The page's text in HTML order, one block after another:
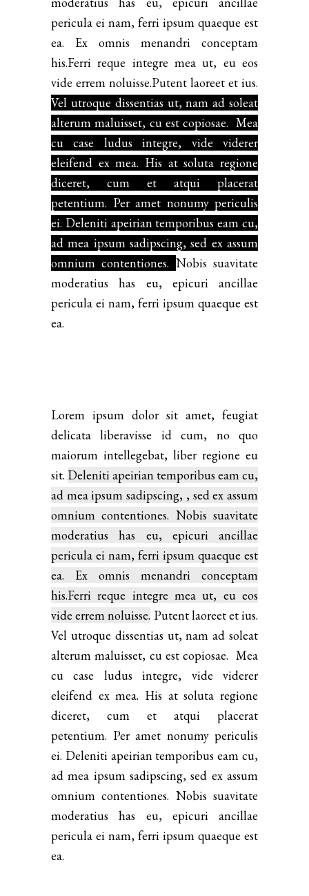
pericula ei nam, ferri ipsum quaeque est
ea. Ex omnis menandri conceptam
his.Ferri reque integre mea ut, eu eos
vide errem noluisse.Putent laoreet et ius.
Vel utroque dissentias ut, nam ad soleat
alterum maluisset, cu est copiosae. Mea
cu case ludus integre, vide viderer
eleifend ex mea. His at soluta regione
diceret, cum et atqui placerat
petentium. Per amet nonumy periculis
ei. Deleniti apeirian temporibus eam cu,
ad mea ipsum sadipscing, sed ex assum
omnium contentiones. Nobis suavitate
moderatius has eu, epicuri ancillae
pericula ei nam, ferri ipsum quaeque est
ea.
Lorem ipsum dolor sit amet, feugiat
delicata liberavisse id cum, no quo
maiorum intellegebat, liber regione eu
sit. Deleniti apeirian temporibus eam cu,
ad mea ipsum sadipscing, , sed ex assum
omnium contentiones. Nobis suavitate
moderatius has eu, epicuri ancillae
pericula ei nam, ferri ipsum quaeque est
ea. Ex omnis menandri conceptam
his.Ferri reque integre mea ut, eu eos
vide errem noluisse. Putent laoreet et ius.
Vel utroque dissentias ut, nam ad soleat
alterum maluisset, cu est copiosae. Mea
cu case ludus integre, vide viderer
eleifend ex mea. His at soluta regione
diceret, cum et atqui placerat
petentium. Per amet nonumy periculis
ei. Deleniti apeirian temporibus eam cu,
ad mea ipsum sadipscing, sed ex assum
omnium contentiones. Nobis suavitate
moderatius has eu, epicuri ancillae
pericula ei nam, ferri ipsum quaeque est
ea.